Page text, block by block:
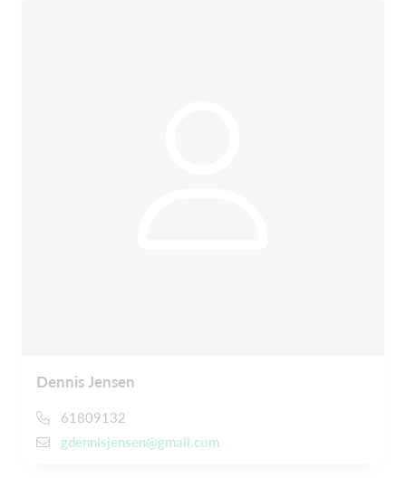
Dennis Jensen
61809132
gdennisjensen@gmail.com